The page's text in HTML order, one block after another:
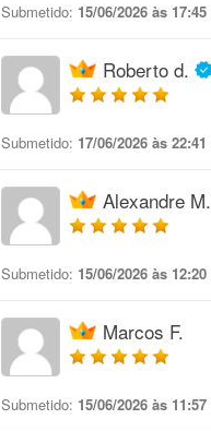
Submetido: 15/06/2026 às 17:45
Roberto d.
Submetido: 17/06/2026 às 22:41
Alexandre M.
Submetido: 15/06/2026 às 12:20
Marcos F.
Submetido: 15/06/2026 às 11:57